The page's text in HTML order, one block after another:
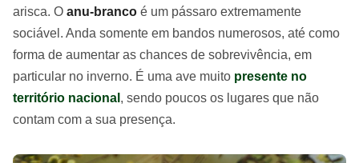
arisca. O anu-branco é um pássaro extremamente
sociável. Anda somente em bandos numerosos, até como
forma de aumentar as chances de sobrevivência, em
particular no inverno. É uma ave muito presente no
território nacional , sendo poucos os lugares que não
contam com a sua presença.